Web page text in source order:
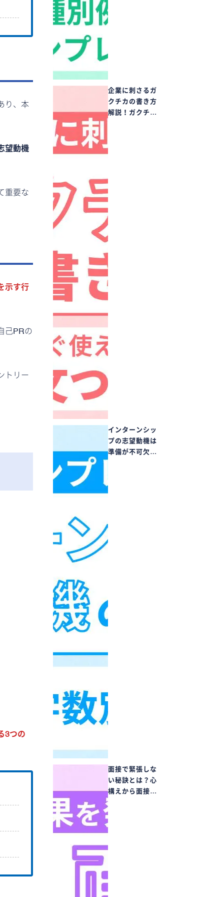
り、本
望動機
重要な
示す行
己PRの
トリー
3つの
企業に刺さるガ
クチカの書き方
解説！ガクチ…
インターンシッ
プの志望動機は
準備が不可欠…
面接で緊張しな
い秘訣とは？心
構えから面接…